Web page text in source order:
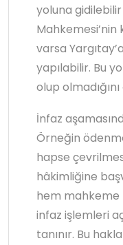
yoluna
Mahkemesi’nin
varsa
yapılabilir. Bu
olup
İnfaz
Örneğin
hapse
hâkimliğine
hem mahkeme
infaz işlemleri
tanınır. Bu